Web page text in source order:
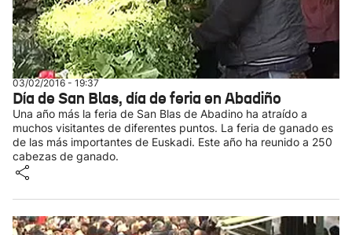
03/02/2016 - 19:37
Día de San Blas, día de feria en Abadiño
Una año más la feria de San Blas de Abadino ha atraído a
muchos visitantes de diferentes puntos. La feria de ganado es
de las más importantes de Euskadi. Este año ha reunido a 250
cabezas de ganado.